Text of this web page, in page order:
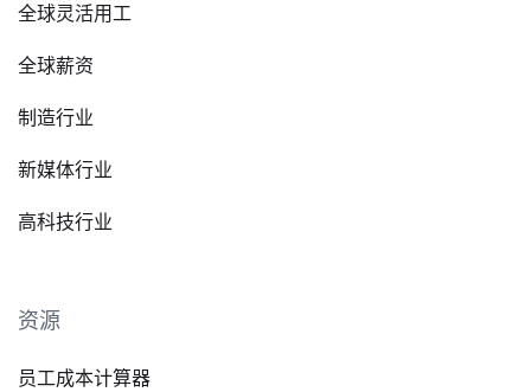
全球灵活用工
全球薪资
制造行业
新媒体行业
高科技行业
资源
员工成本计算器